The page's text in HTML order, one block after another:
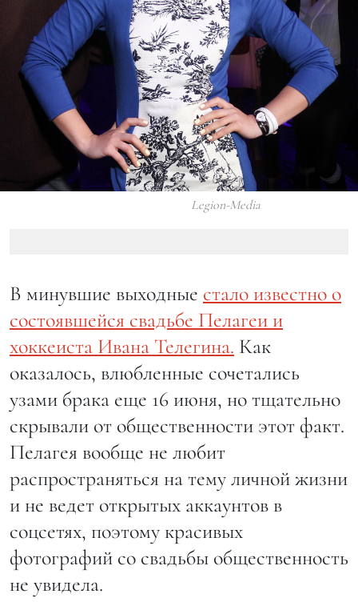
Legion-Media
В минувшие выходные стало известно о
состоявшейся свадьбе Пелагеи и
хоккеиста Ивана Телегина. Как
оказалось, влюбленные сочетались
узами брака еще 16 июня, но тщательно
скрывали от общественности этот факт.
Пелагея вообще не любит
распространяться на тему личной жизни
и не ведет открытых аккаунтов в
соцсетях, поэтому красивых
фотографий со свадьбы общественность
не увидела.